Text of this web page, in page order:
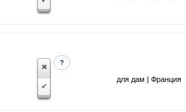
?
для дам | Франция